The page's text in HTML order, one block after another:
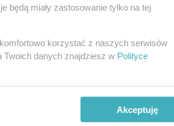
będą miały zastosowanie tylko na tej
korzystać z naszych serwisów
Twoich danych znajdziesz w Polityce
Akceptuję